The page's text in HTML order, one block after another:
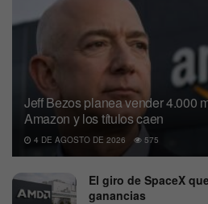
Jeff Bezos planea vender 4.000
Amazon y los títulos caen
4 DE AGOSTO DE 2026 575
El giro de SpaceX
ganancias